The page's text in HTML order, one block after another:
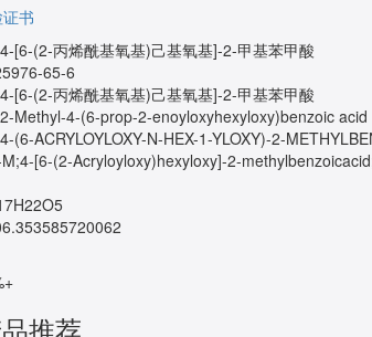
书
[6-(2-丙烯酰基氧基)己基氧基]-2-甲基苯甲酸
65-6
[6-(2-丙烯酰基氧基)己基氧基]-2-甲基苯甲酸
Methyl-4-(6-prop-2-enoyloxyhexyloxy)benzoic acid
(6-ACRYLOYLOXY-N-HEX-1-YLOXY)-2-
[6-(2-Acryloyloxy)hexyloxy]-2-
推荐